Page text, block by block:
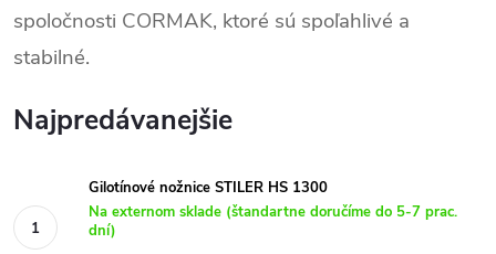
spoločnosti CORMAK, ktoré sú spoľahlivé a
stabilné.
Najpredávanejšie
Gilotínové nožnice STILER HS 1300
Na externom sklade (štandartne doručíme do 5-7 prac.
dní)